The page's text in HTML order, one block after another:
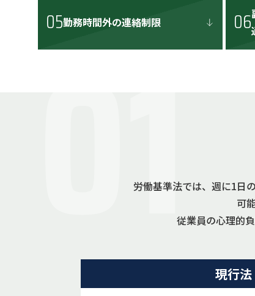
05勤務時間外の連絡制限 06
01労働基準法では、週に1日
可
従業員の心理的
現行法